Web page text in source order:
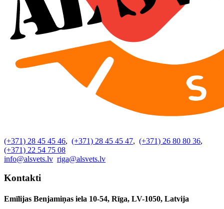
(+371) 28 45 45 46, (+371) 28 45 45 47, (+371) 26 80 80 36,
(+371) 22 54 75 08
info@alsvets.lv riga@alsvets.lv
Kontakti
Emīlijas Benjamiņas iela 10-54, Rīga, LV-1050, Latvija